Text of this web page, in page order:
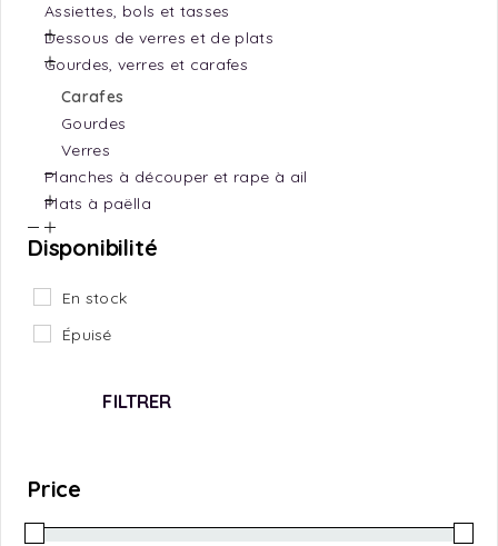
Assiettes, bols et tasses
Dessous de verres et de plats
Gourdes, verres et carafes
Carafes
Gourdes
Verres
Planches à découper et rape à ail
Plats à paëlla
Disponibilité
En stock
Épuisé
FILTRER
Price